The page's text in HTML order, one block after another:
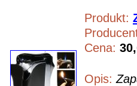
Produkt:
Cena:
Opis: